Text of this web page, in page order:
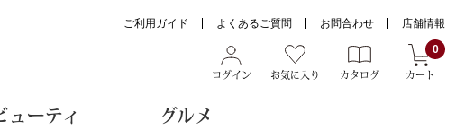
ログイン お気に入り カタログ
0
カート
ご利用ガイド よくあるご質問 お問合わせ 店舗情報
ューティ グルメ